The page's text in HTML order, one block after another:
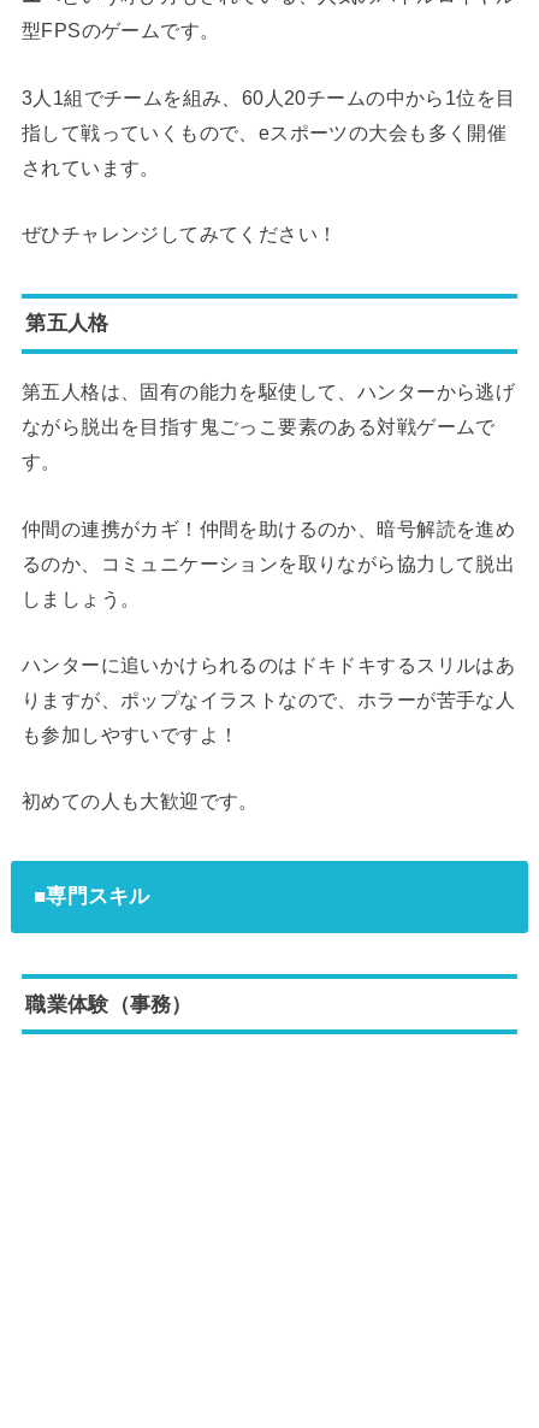
型FPSのゲームです。
3人1組でチームを組み、60人20チームの中から1位を目
指して戦っていくもので、eスポーツの大会も多く開催
されています。
ぜひチャレンジしてみてください！
第五人格
第五人格は、固有の能力を駆使して、ハンターから逃げ
ながら脱出を目指す鬼ごっこ要素のある対戦ゲームで
す。
仲間の連携がカギ！仲間を助けるのか、暗号解読を進め
るのか、コミュニケーションを取りながら協力して脱出
しましょう。
ハンターに追いかけられるのはドキドキするスリルはあ
りますが、ポップなイラストなので、ホラーが苦手な人
も参加しやすいですよ！
初めての人も大歓迎です。
■専門スキル
職業体験（事務）